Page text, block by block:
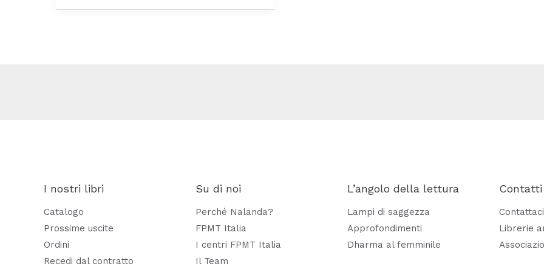
I nostri libri
Catalogo
Prossime uscite
Ordini
Recedi dal contratto
Su di noi
Perché Nalanda?
FPMT Italia
I centri FPMT Italia
Il Team
L’angolo della lettura
Lampi di saggezza
Approfondimenti
Dharma al femminile
Contatti
Contattaci
Librerie